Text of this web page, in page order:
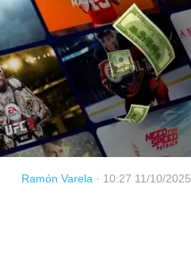
Ramón Varela · 10:27 11/10/2025